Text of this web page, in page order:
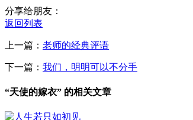
分享给朋友：
返回列表
上一篇： 老师的经典评语
下一篇： 我们，明明可以不分手
“天使的嫁衣” 的相关文章